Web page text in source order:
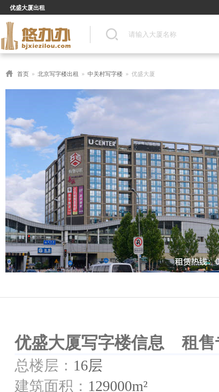
优盛大厦出租
首页 » 北京写字楼出租 » 中关村写字楼 » 优盛大厦
优盛大厦写字楼信息 租售
总楼层： 16层
建筑面积： 129000m²